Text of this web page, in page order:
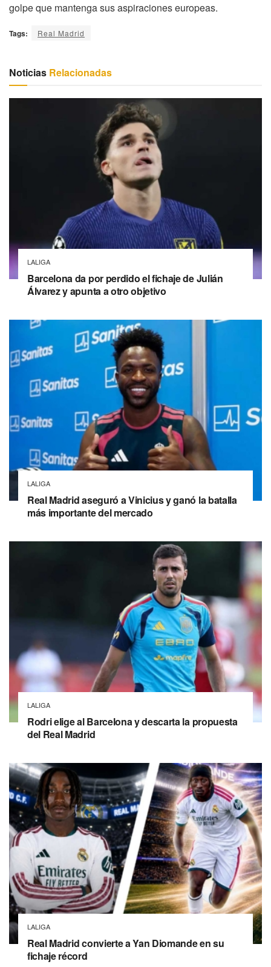
golpe que mantenga sus aspiraciones europeas.
Tags: Real Madrid
Noticias Relacionadas
LALIGA
Barcelona da por perdido el fichaje de Julián
Álvarez y apunta a otro objetivo
LALIGA
Real Madrid aseguró a Vinicius y ganó la batalla
más importante del mercado
LALIGA
Rodri elige al Barcelona y descarta la propuesta
del Real Madrid
LALIGA
Real Madrid convierte a Yan Diomande en su
fichaje récord